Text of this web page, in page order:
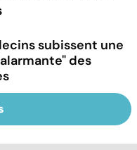
subissent une
des